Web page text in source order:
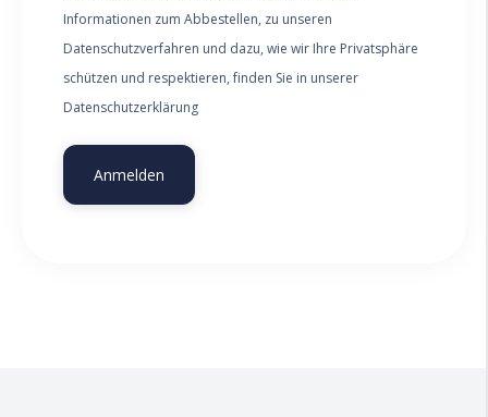
Informationen zum Abbestellen, zu unseren
Datenschutzverfahren und dazu, wie wir Ihre Privatsphäre
schützen und respektieren, finden Sie in unserer
Datenschutzerklärung